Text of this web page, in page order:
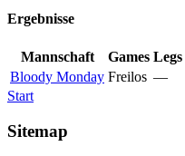
Ergebnisse
Mannschaft Games Legs
Bloody Monday Freilos —
Start
Sitemap